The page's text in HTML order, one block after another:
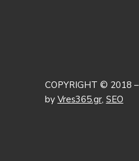
COPYRIGHT © 2018
by Vres365.gr, SEO